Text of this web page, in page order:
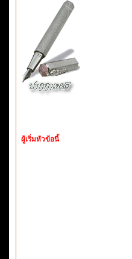
ผู้เริ่มหัวข้อนี้